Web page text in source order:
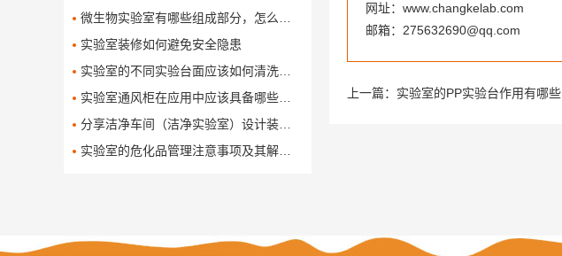
微生物实验室有哪些组成部分，怎么设计和布局这些组成部分
实验室装修如何避免安全隐患
实验室的不同实验台面应该如何清洗保养
实验室通风柜在应用中应该具备哪些功能
分享洁净车间（洁净实验室）设计装修方案
实验室的危化品管理注意事项及其解决办法
网址：www.changkelab.com
邮箱：275632690@qq.com
上一篇： 实验室的PP实验台作用有哪些